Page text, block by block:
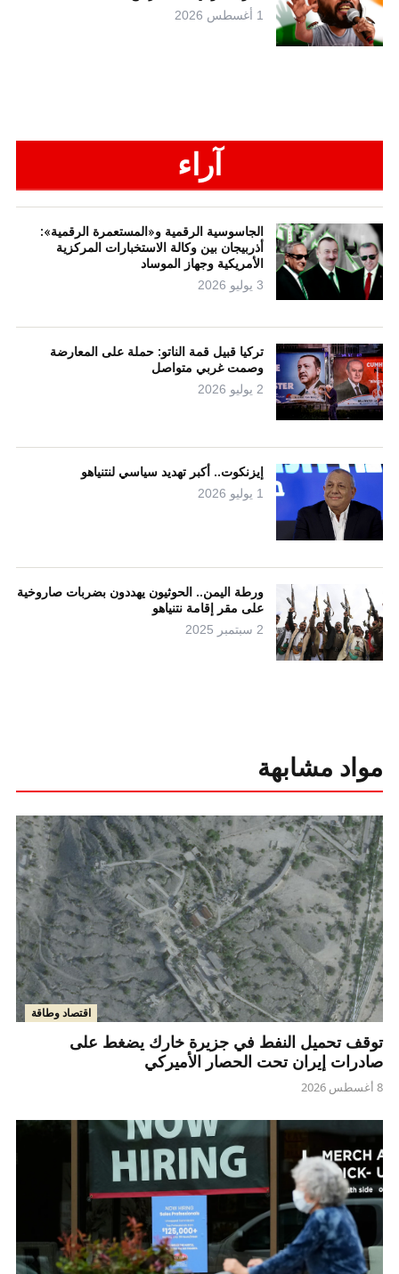
1 أغسطس 2026
آراء
الجاسوسية الرقمية و«المستعمرة الرقمية»:
أذربيجان بين وكالة الاستخبارات المركزية
الأمريكية وجهاز الموساد
3 يوليو 2026
تركيا قبيل قمة الناتو: حملة على المعارضة
وصمت غربي متواصل
2 يوليو 2026
إيزنكوت.. أكبر تهديد سياسي لنتنياهو
1 يوليو 2026
ورطة اليمن.. الحوثيون يهددون بضربات صاروخية
على مقر إقامة نتنياهو
2 سبتمبر 2025
مواد مشابهة
اقتصاد وطاقة
توقف تحميل النفط في جزيرة خارك يضغط على
صادرات إيران تحت الحصار الأميركي
8 أغسطس 2026